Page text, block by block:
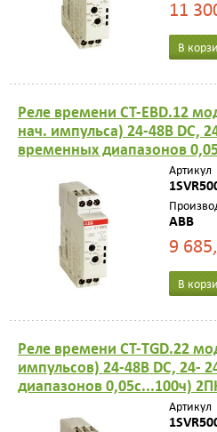
11
В
Реле времени CT-EBD.12
нач. импульса) 24-48B DC,
временных диапазонов
Артикул
ABB
9
В
Реле времени CT-TGD.22
импульсов) 24-48B DC, 24-
диапазонов 0,05с...100ч)
Артикул